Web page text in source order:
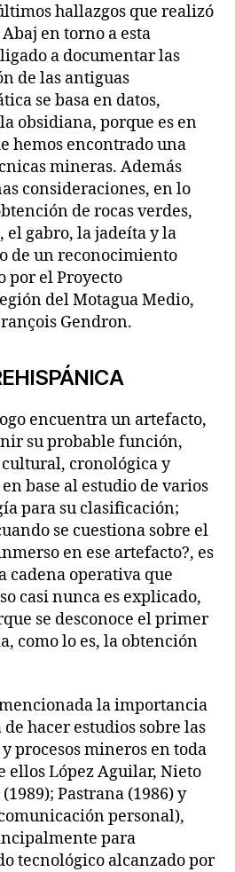
hallazgos que realizó
en torno a esta
a documentar las
de las antiguas
se basa en datos,
obsidiana, porque es en
hemos encontrado una
mineras. Además
consideraciones, en lo
de rocas verdes,
el gabro, la jadeíta y la
de un reconocimiento
por el Proyecto
del Motagua Medio,
Gendron.
encuentra un artefacto,
su probable función,
cronológica y
base al estudio de varios
para su clasificación;
se cuestiona sobre el
en ese artefacto?, es
cadena operativa que
casi nunca es explicado,
se desconoce el primer
como lo es, la obtención
la importancia
hacer estudios sobre las
procesos mineros en toda
ellos López Aguilar, Nieto
Pastrana (1986) y
personal),
para
tecnológico alcanzado por